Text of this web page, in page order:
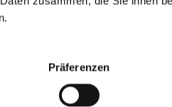
Präferenzen